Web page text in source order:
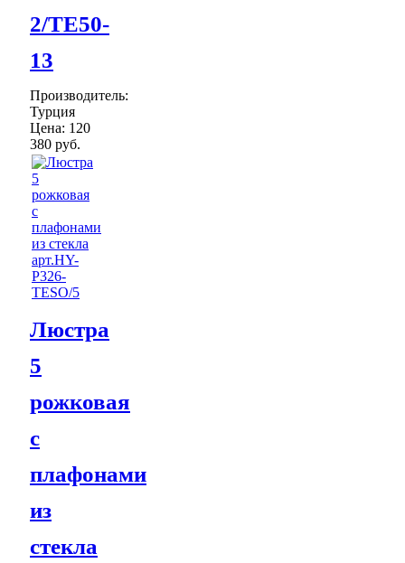
2/TE50-
13
Производитель:
Турция
Цена: 120
380 руб.
Люстра
5
рожковая
с
плафонами
из
стекла